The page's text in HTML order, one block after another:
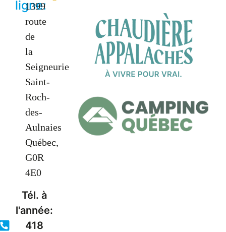
ligne:
1399
route
de
la
Seigneurie
Saint-
Roch-
des-
Aulnaies
Québec,
G0R
4E0
Tél. à
l'année:
418